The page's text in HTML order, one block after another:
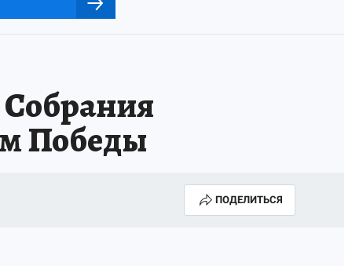
Собрания
Победы
ПОДЕЛИТЬСЯ